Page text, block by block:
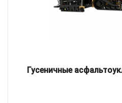
Гусеничные